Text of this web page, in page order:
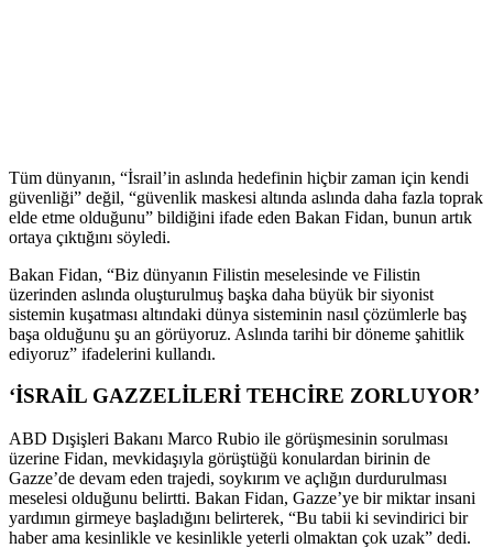
Tüm dünyanın, “İsrail’in aslında hedefinin hiçbir zaman için kendi
güvenliği” değil, “güvenlik maskesi altında aslında daha fazla toprak
elde etme olduğunu” bildiğini ifade eden Bakan Fidan, bunun artık
ortaya çıktığını söyledi.
Bakan Fidan, “Biz dünyanın Filistin meselesinde ve Filistin
üzerinden aslında oluşturulmuş başka daha büyük bir siyonist
sistemin kuşatması altındaki dünya sisteminin nasıl çözümlerle baş
başa olduğunu şu an görüyoruz. Aslında tarihi bir döneme şahitlik
ediyoruz” ifadelerini kullandı.
‘İSRAİL GAZZELİLERİ TEHCİRE ZORLUYOR’
ABD Dışişleri Bakanı Marco Rubio ile görüşmesinin sorulması
üzerine Fidan, mevkidaşıyla görüştüğü konulardan birinin de
Gazze’de devam eden trajedi, soykırım ve açlığın durdurulması
meselesi olduğunu belirtti. Bakan Fidan, Gazze’ye bir miktar insani
yardımın girmeye başladığını belirterek, “Bu tabii ki sevindirici bir
haber ama kesinlikle ve kesinlikle yeterli olmaktan çok uzak” dedi.